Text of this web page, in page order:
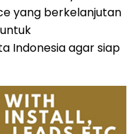
yang berkelanjutan
Indonesia agar siap